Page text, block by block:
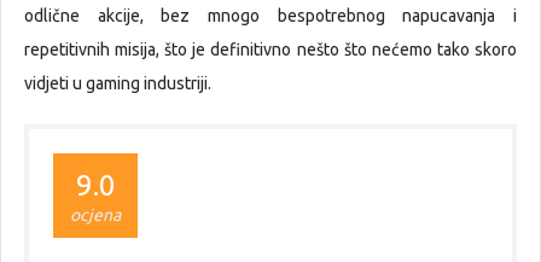
odlične akcije, bez mnogo bespotrebnog napucavanja i
repetitivnih misija, što je definitivno nešto što nećemo tako skoro
vidjeti u gaming industriji.
9.0
ocjena